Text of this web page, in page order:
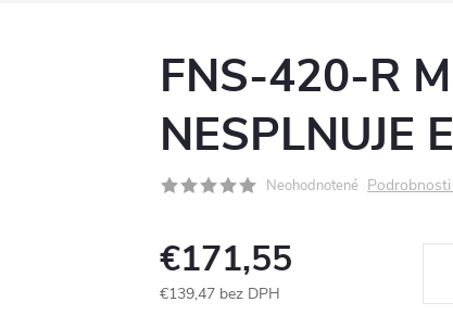
FNS-420-R
NESPLNUJE
Neohodnotené
€171,55
€139,47 bez DPH